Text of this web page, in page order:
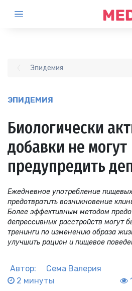
Эпидемия
ЭПИДЕМИЯ
Биологически
добавки не могут
предупредить
Ежедневное употребление
предотвратить возникновение
Более эффективным методом
депрессивных расстройств могут
тренинги по изменению образа
улучшить рацион и пищевое
Автор:
Сема Валерия
2 минуты